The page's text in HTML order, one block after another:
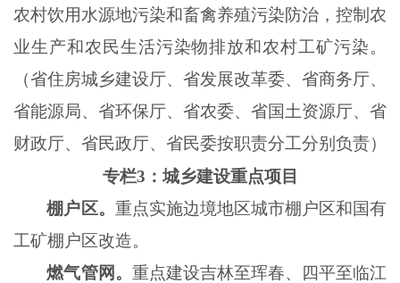
农村饮用水源地污染和畜禽养殖污染防治，控制农
业生产和农民生活污染物排放和农村工矿污染。
（省住房城乡建设厅、省发展改革委、省商务厅、
省能源局、省环保厅、省农委、省国土资源厅、省
财政厅、省民政厅、省民委按职责分工分别负责）
专栏3：城乡建设重点项目
棚户区。 重点实施边境地区城市棚户区和国有
工矿棚户区改造。
燃气管网。 重点建设吉林至珲春、四平至临江